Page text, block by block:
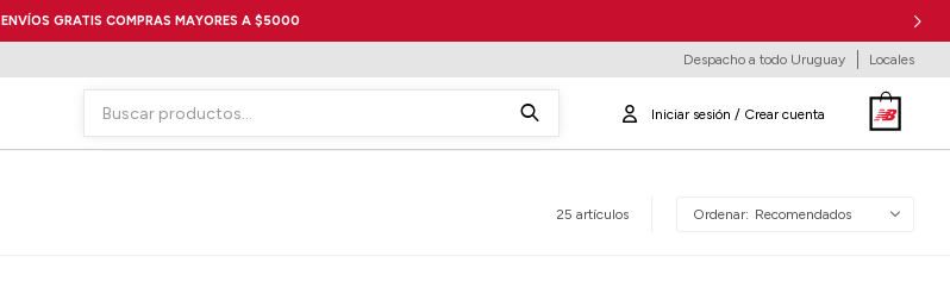
ENVÍOS GRATIS COMPRAS MAYORES A $5000
Despacho a todo Uruguay Locales
25 artículos Recomendados